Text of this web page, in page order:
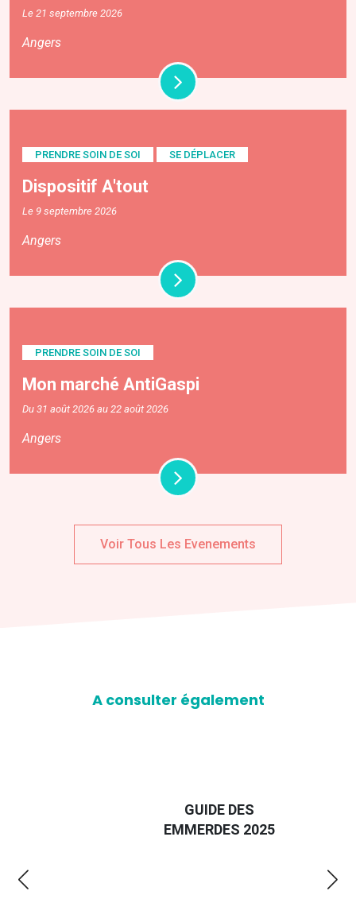
Le 21 septembre 2026
Angers
PRENDRE SOIN DE SOI SE DÉPLACER
Dispositif A'tout
Le 9 septembre 2026
Angers
PRENDRE SOIN DE SOI
Mon marché AntiGaspi
Du 31 août 2026 au 22 août 2026
Angers
Voir Tous Les Evenements
A consulter également
GUIDE DES
EMMERDES 2025